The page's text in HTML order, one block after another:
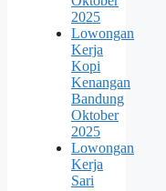
2025
Lowongan
Kerja
Kopi
Kenangan
Bandung
Oktober
2025
Lowongan
Kerja
Sari